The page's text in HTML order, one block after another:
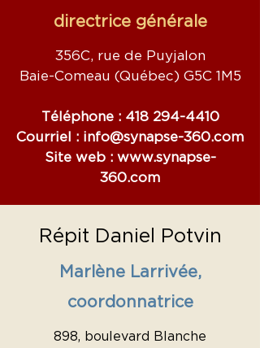
directrice générale
356C, rue de Puyjalon
Baie-Comeau (Québec) G5C 1M5
Téléphone : 418 294-4410
​Courriel : info@synapse-360.com
Site web : www.synapse-
360.com
Répit Daniel Potvin
Marlène Larrivée,
coordonnatrice
898, boulevard Blanche